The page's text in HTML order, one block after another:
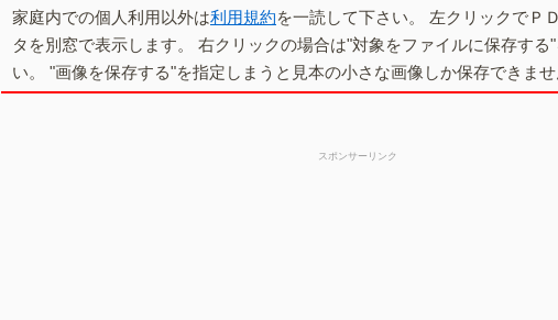
家庭内での個人利用以外は利用規約を一読して下さい。 左クリックでＰ
タを別窓で表示します。 右クリックの場合は"対象をファイルに保存する
い。 "画像を保存する"を指定しまうと見本の小さな画像しか保存できませ
スポンサーリンク